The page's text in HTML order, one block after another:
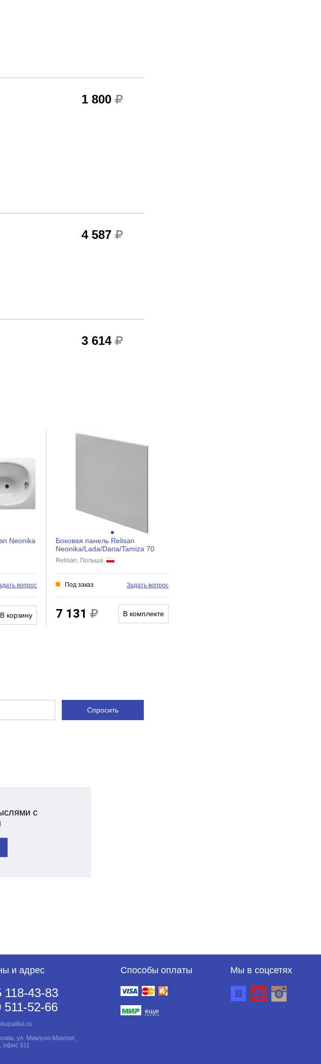
1 800
4 587
3 614
Neonika
вопрос
В корзину
Боковая панель Relisan
Neonika/Lada/Daria/Tamiza 70
Relisan, Польша
Под заказ Задать вопрос
7 131 В комплекте
Спросить
с
и адрес
118-43-83
511-52-66
ул. Миклухо-Маклая,
офис 311
Способы оплаты
еще
Мы в соцсетях